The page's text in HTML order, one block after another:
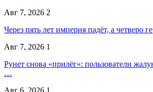
Авг 7, 2026 2
Через пять лет империя падёт, а четверо
Авг 7, 2026 1
Рунет снова «прилёг»: пользователи
…
Авг 6, 2026 1